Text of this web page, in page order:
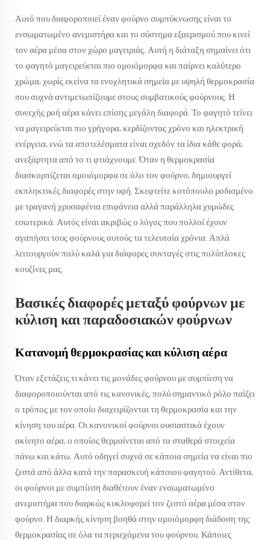
Αυτό που διαφοροποιεί έναν φούρνο συμπύκνωσης είναι το
ενσωματωμένο ανεμιστήρα και το σύστημα εξαερισμού που κινεί
τον αέρα μέσα στον χώρο μαγειριάς. Αυτή η διάταξη σημαίνει ότι
το φαγητό μαγειρεύεται πιο ομοιόμορφα και παίρνει καλύτερο
χρώμα, χωρίς εκείνα τα ενοχλητικά σημεία με υψηλή θερμοκρασία
που συχνά αντιμετωπίζουμε στους συμβατικούς φούρνους. Η
συνεχής ροή αέρα κάνει επίσης μεγάλη διαφορά. Το φαγητό τείνει
να μαγειρεύεται πιο γρήγορα, κερδίζοντας χρόνο και ηλεκτρική
ενέργεια, ενώ τα αποτελέσματα είναι σχεδόν τα ίδια κάθε φορά,
ανεξάρτητα από το τι φτιάχνουμε. Όταν η θερμοκρασία
διασκορπίζεται ομοιόμορφα σε όλο τον φούρνο, δημιουργεί
εκπληκτικές διαφορές στην υφή. Σκεφτείτε κοτόπουλο ροδισμένο
με τραγανή χρυσαφένια επιφάνεια αλλά παράλληλα χυμώδες
εσωτερικά. Αυτός είναι ακριβώς ο λόγος που πολλοί έχουν
αγαπήσει τους φούρνους αυτούς τα τελευταία χρόνια. Απλά
λειτουργούν πολύ καλά για διάφορες συνταγές στις πολύπλοκες
κουζίνες μας.
Βασικές διαφορές μεταξύ φούρνων με
κύλιση και παραδοσιακών φούρνων
Κατανομή θερμοκρασίας και κύλιση αέρα
Όταν εξετάζεις τι κάνει τις μονάδες φούρνου με συμπίεση να
διαφοροποιούνται από τις κανονικές, πολύ σημαντικό ρόλο παίζει
ο τρόπος με τον οποίο διαχειρίζονται τη θερμοκρασία και την
κίνηση του αέρα. Οι κανονικοί φούρνοι ουσιαστικά έχουν
ακίνητο αέρα, ο οποίος θερμαίνεται από τα σταθερά στοιχεία
πάνω και κάτω. Αυτό οδηγεί συχνά σε κάποια σημεία να είναι πιο
ζεστά από άλλα κατά την παρασκευή κάποιου φαγητού. Αντίθετα,
οι φούρνοι με συμπίεση διαθέτουν έναν ενσωματωμένο
ανεμιστήρα που διαρκώς κυκλοφορεί τον ζεστό αέρα μέσα στον
φούρνο. Η διαρκής κίνηση βοηθά στην ομοιόμορφη διάδοση της
θερμοκρασίας σε όλα τα περιεχόμενα του φούρνου. Κάποιες